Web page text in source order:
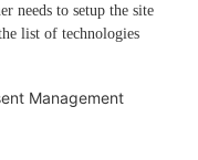
needs to setup the site
list of technologies
Management